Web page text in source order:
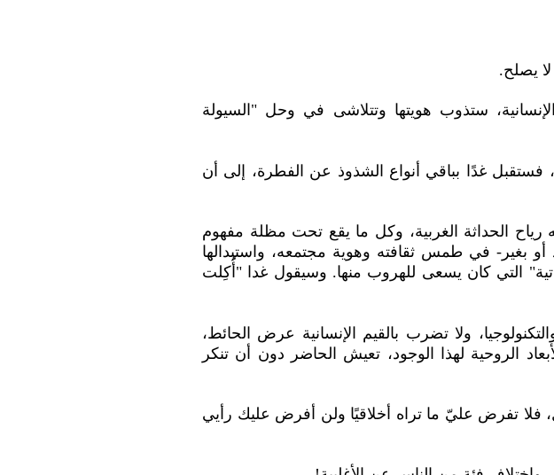
يصلح.
ستذوب هويتها وتتلاشى في وحل "السيولة
فستقبل غدًا بباقي أنواع الشذوذ عن الفطرة، إلى أن
الحداثة الغربية، وكل ما يقع تحت مظلة مفهوم
بغير- في طمس ثقافته وهوية مجتمعه، واستبدالها
التي كان يسعى للهروب منها. وسيقول غدا "أُكِلت
ولا تضرب بالقيم الإنسانية عرض الحائط،
الروحية لهذا الوجود، تعيش الحاضر دون أن تنكر
فلا تفرض عليّ ما تراه أخلاقيًا ولن أفرض عليك رأيي